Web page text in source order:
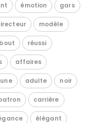
émotion gars
modèle
réussi
affaires
adulte noir
carrière
élégant